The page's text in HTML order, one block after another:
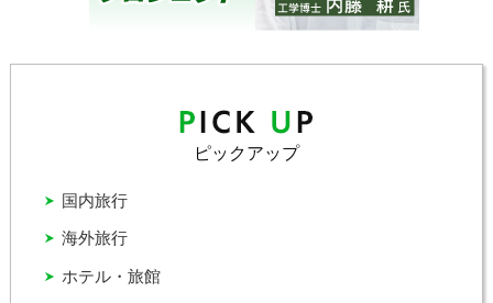
ピックアップ
ホテル・旅館
国内旅行
海外旅行